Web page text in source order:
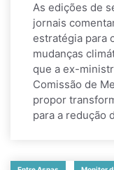
As edições de
jornais
estratégia para
mudanças
que a ex-
Comissão de
propor
para a redução